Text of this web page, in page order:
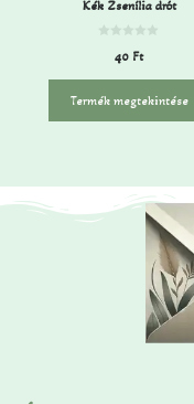
Kék Zsenília drót
5
b
l
40 Ft
Termék megtekintése